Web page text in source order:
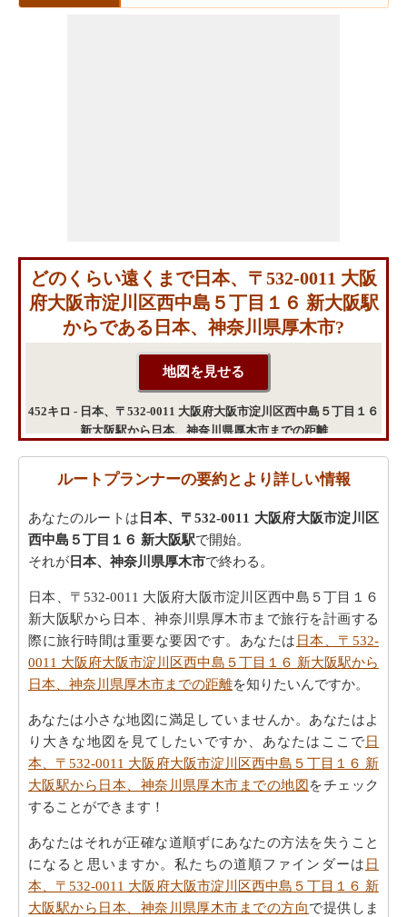
どのくらい遠くまで日本、〒532-0011 大阪
府大阪市淀川区西中島５丁目１６ 新大阪駅
からである日本、神奈川県厚木市?
452キロ - 日本、〒532-0011 大阪府大阪市淀川区西中島５丁目１６
新大阪駅から日本、神奈川県厚木市までの距離
ルートプランナーの要約とより詳しい情報
あなたのルートは 日本、〒532-0011 大阪府大阪市淀川区
西中島５丁目１６ 新大阪駅で開始。
それが 日本、神奈川県厚木市で終わる。
日本、〒532-0011 大阪府大阪市淀川区西中島５丁目１６
新大阪駅から日本、神奈川県厚木市まで旅行を計画する
際に旅行時間は重要な要因です。あなたは 日本、〒532-
0011 大阪府大阪市淀川区西中島５丁目１６ 新大阪駅から
日本、神奈川県厚木市までの距離を知りたいんですか。
あなたは小さな地図に満足していませんか。あなたはよ
り大きな地図を見てしたいですか、あなたはここで日
本、〒532-0011 大阪府大阪市淀川区西中島５丁目１６ 新
大阪駅から日本、神奈川県厚木市までの地図をチェック
することができます！
あなたはそれが正確な道順ずにあなたの方法を失うこと
になると思いますか。私たちの道順ファインダーは 日
本、〒532-0011 大阪府大阪市淀川区西中島５丁目１６ 新
大阪駅から日本、神奈川県厚木市までの方向で提供しま